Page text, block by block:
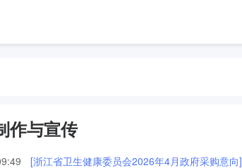
作与宣传
[浙江省卫生健康委员会2026年4月政府采购意向]